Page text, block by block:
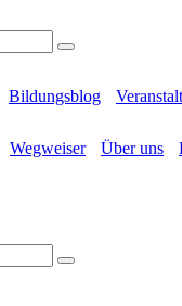
Bildungsblog
Wegweiser Über uns